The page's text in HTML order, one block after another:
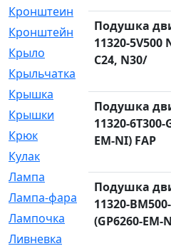
Кронштеин
[1]
Кронштейн
[59]
Крыло
[285]
Крыльчатка
Крышка
[151]
Крышки
[4]
Крюк
[1]
Кулак
Лампа
[128]
Лампа-фара
[4]
Лампочка
[209]
Ливневка
Подушка
11320-5V500
C24, N30/
Подушка
11320-6T300-
EM-NI) FAP
Подушка
11320-
(GP6260-EM-